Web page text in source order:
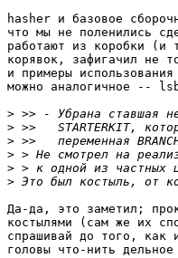
hasher и базовое
что мы не поленились
работают из коробки (и
корявок, зафигачил не
и примеры
можно аналогичное
>
>
>
>
>
>
Да-да, это заметил;
костылями (сам же их
спрашивай до того, как
головы что-нить